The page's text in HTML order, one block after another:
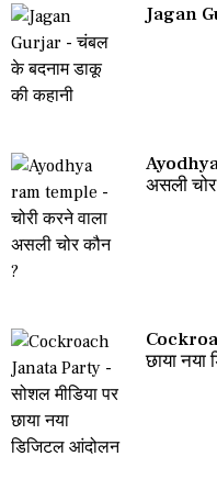
Jagan
असली
छाया